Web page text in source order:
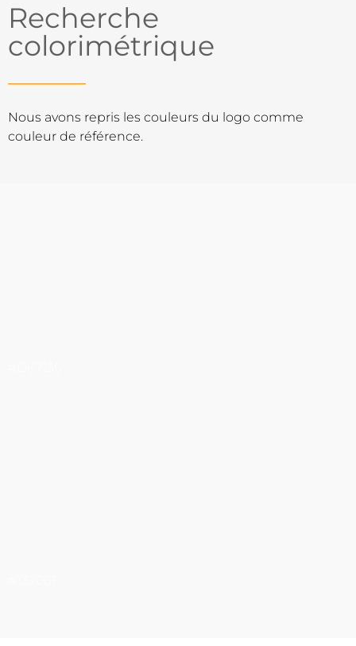
Recherche
colorimétrique
Nous avons repris les couleurs du logo comme
couleur de référence.